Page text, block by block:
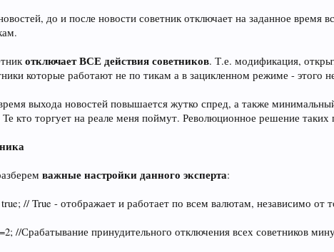
до и после новости советник отключает на заданное
отключает ВСЕ действия советников. Т.е. модификация,
которые работают не по тикам а в зацикленном режиме - этого
выхода новостей повышается жутко спред, а также
Те кто торгует на реале меня поймут. Революционное решение
важные настройки данного эксперта:
// True - отображает и работает по всем валютам, независимо от
=2; //Срабатывание принудительного отключения всех советников